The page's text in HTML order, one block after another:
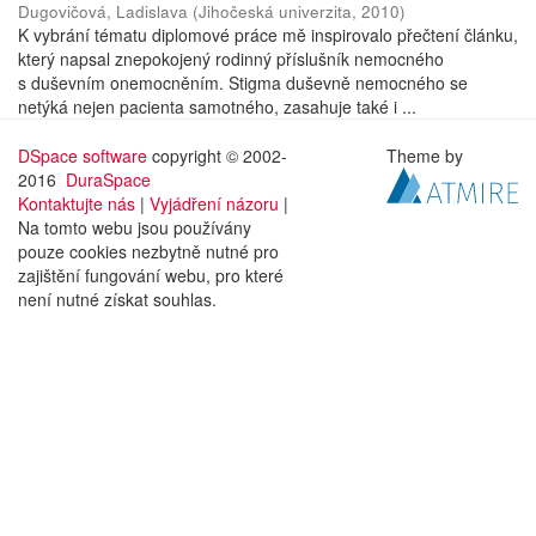
Dugovičová, Ladislava (Jihočeská univerzita, 2010)
K vybrání tématu diplomové práce mě inspirovalo přečtení článku,
který napsal znepokojený rodinný příslušník nemocného
s duševním onemocněním. Stigma duševně nemocného se
netýká nejen pacienta samotného, zasahuje také i ...
DSpace software copyright © 2002-
2016 DuraSpace
Kontaktujte nás | Vyjádření názoru |
Na tomto webu jsou používány
pouze cookies nezbytně nutné pro
zajištění fungování webu, pro které
není nutné získat souhlas.
Theme by